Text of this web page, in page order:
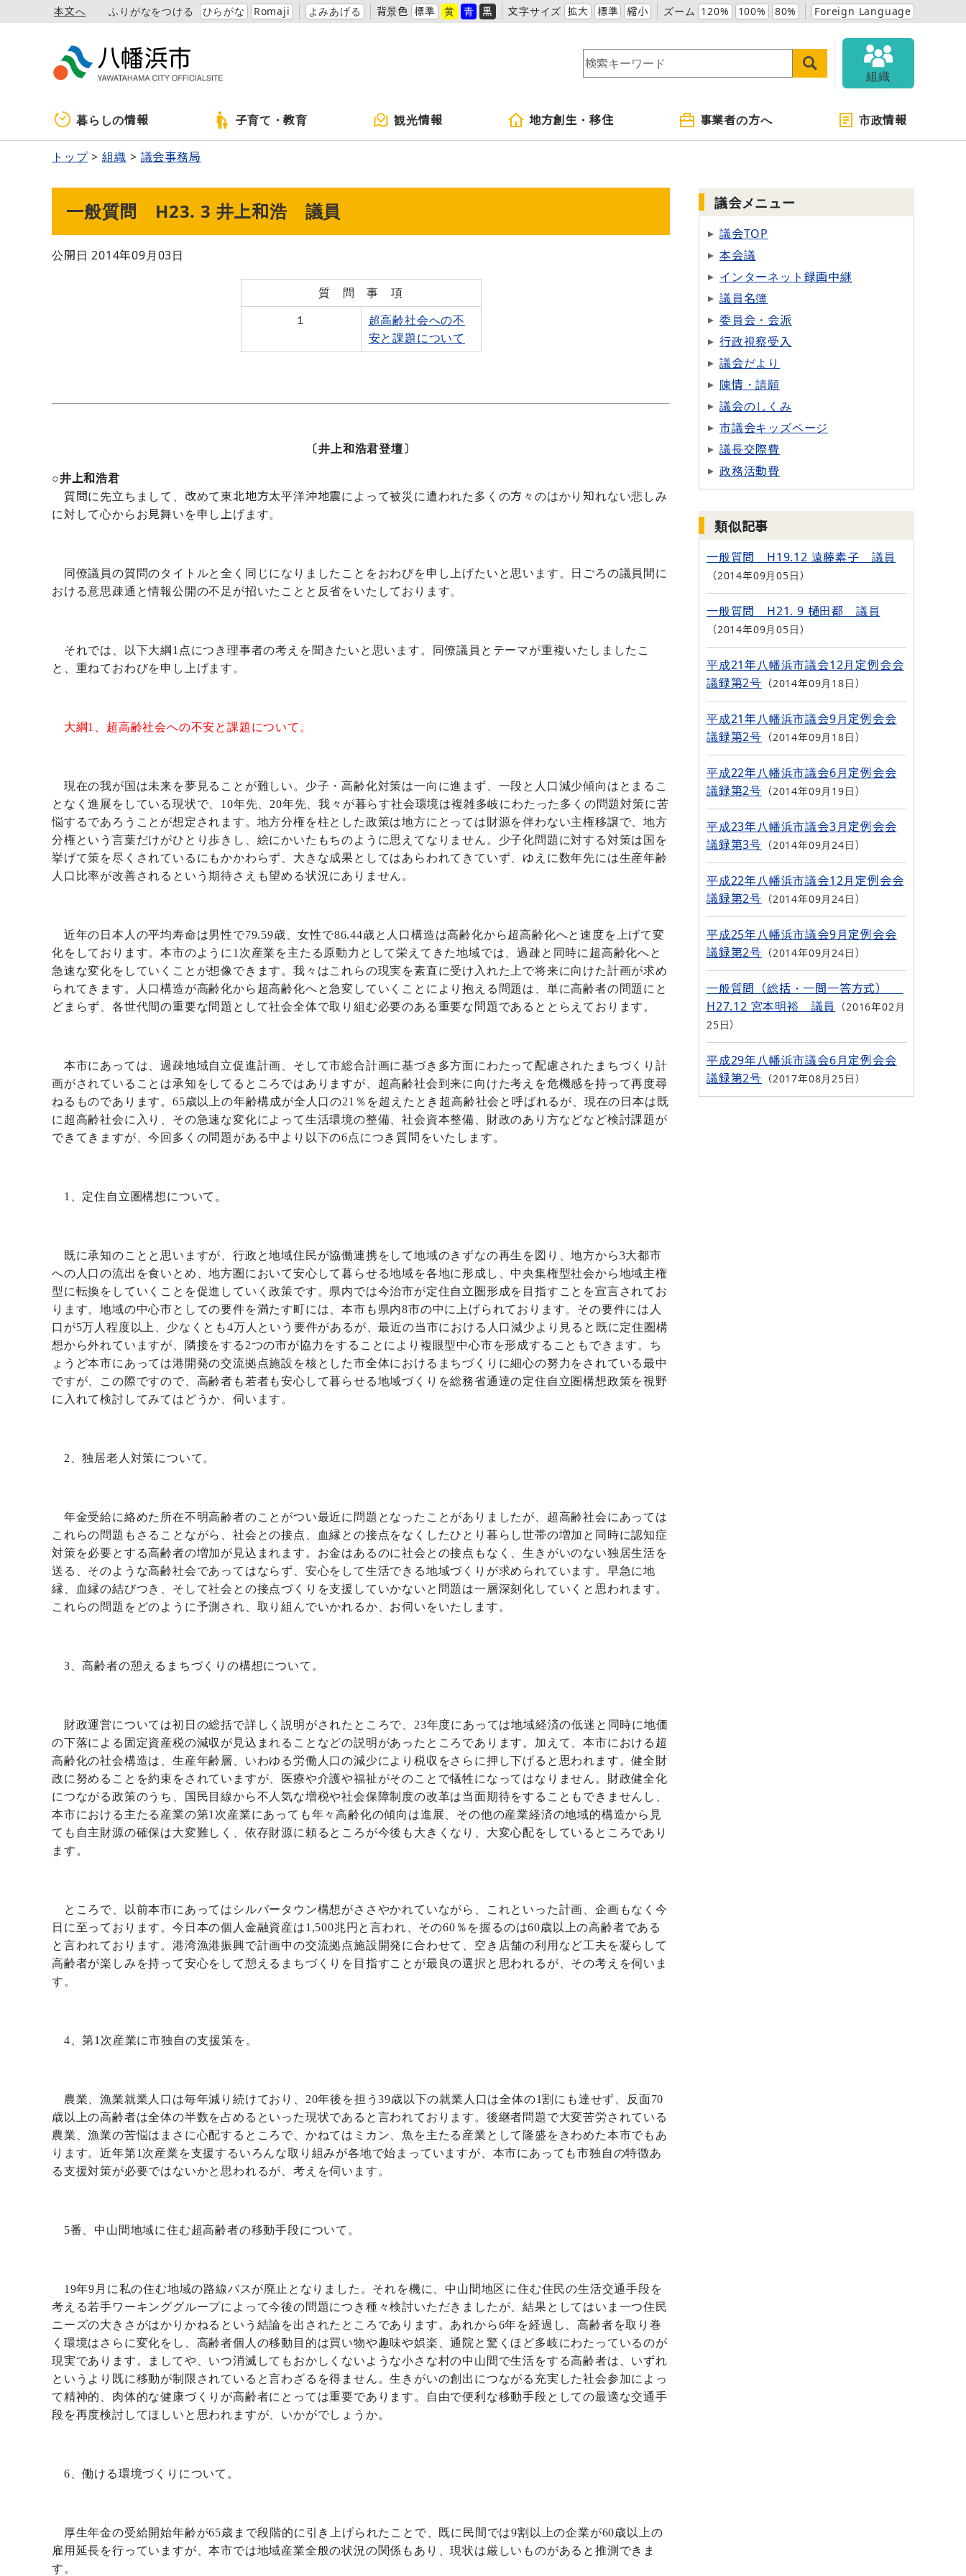
本文へ ふりがなをつける ひらがな Romaji よみあげる 背景色 標準 黄 青 黒 文字サイズ 拡大 標準 縮小 ズーム 120% 100% 80% Foreign Language
組織
暮らしの情報 子育て・教育 観光情報 地方創生・移住 事業者の方へ 市政情報
トップ 組織 議会事務局
一般質問 H23. 3 井上和浩 議員
公開日 2014年09月03日
質 問 事 項
１
超高齢社会への不
安と課題について
〔井上和浩君登壇〕
○井上和浩君
質問に先立ちまして、改めて東北地方太平洋沖地震によって被災に遭われた多くの方々のはかり知れない悲しみ
に対して心からお見舞いを申し上げます。
同僚議員の質問のタイトルと全く同じになりましたことをおわびを申し上げたいと思います。日ごろの議員間に
おける意思疎通と情報公開の不足が招いたことと反省をいたしております。
それでは、以下大綱 1 点につき理事者の考えを聞きたいと思います。同僚議員とテーマが重複いたしましたこ
と、重ねておわびを申し上げます。
大綱1 、超高齢社会への不安と課題について。
現在の我が国は未来を夢見ることが難しい。少子・高齢化対策は一向に進まず、一段と人口減少傾向はとまるこ
となく進展をしている現状で、 10年先、 20年先、我々が暮らす社会環境は複雑多岐にわたった多くの問題対策に苦
悩するであろうことが想定されます。地方分権を柱とした政策は地方にとっては財源を伴わない主権移譲で、地方
分権という言葉だけがひとり歩きし、絵にかいたもちのように思えてなりません。少子化問題に対する対策は国を
挙げて策を尽くされているにもかかわらず、大きな成果としてはあらわれてきていず、ゆえに数年先には生産年齢
人口比率が改善されるという期待さえも望める状況にありません。
近年の日本人の平均寿命は男性で79.59歳、女性で86.44歳と人口構造は高齢化から超高齢化へと速度を上げて変
化をしております。本市のように 1 次産業を主たる原動力として栄えてきた地域では、過疎と同時に超高齢化へと
急速な変化をしていくことが想像できます。我々はこれらの現実を素直に受け入れた上で将来に向けた計画が求め
られてきます。人口構造が高齢化から超高齢化へと急変していくことにより抱える問題は、単に高齢者の問題にと
どまらず、各世代間の重要な問題として社会全体で取り組む必要のある重要な問題であるととらえております。
本市にあっては、過疎地域自立促進計画、そして市総合計画に基づき多方面にわたって配慮されたまちづくり計
画がされていることは承知をしてるところではありますが、超高齢社会到来に向けた考えを危機感を持って再度尋
ねるものであります。 65歳以上の年齢構成が全人口の21 ％を超えたとき超高齢社会と呼ばれるが、現在の日本は既
に超高齢社会に入り、その急速な変化によって生活環境の整備、社会資本整備、財政のあり方などなど検討課題が
できてきますが、今回多くの問題がある中より以下の6点につき質問をいたします。
1 、定住自立圏構想について。
既に承知のことと思いますが、行政と地域住民が協働連携をして地域のきずなの再生を図り、地方から3大都市
への人口の流出を食いとめ、地方圏において安心して暮らせる地域を各地に形成し、中央集権型社会から地域主権
型に転換をしていくことを促進していく政策です。県内では今治市が定住自立圏形成を目指すことを宣言されてお
ります。地域の中心市としての要件を満たす町には、本市も県内8市の中に上げられております。その要件には人
口が5万人程度以上、少なくとも4万人という要件があるが、最近の当市における人口減少より見ると既に定住圏構
想から外れていますが、隣接をする 2つの市が協力をすることにより複眼型中心市を形成することもできます。ち
ょうど本市にあっては港開発の交流拠点施設を核とした市全体におけるまちづくりに細心の努力をされている最中
ですが、この際ですので、高齢者も若者も安心して暮らせる地域づくりを総務省通達の定住自立圏構想政策を視野
に入れて検討してみてはどうか、伺います。
2 、独居老人対策について。
年金受給に絡めた所在不明高齢者のことがつい最近に問題となったことがありましたが、超高齢社会にあっては
これらの問題もさることながら、社会との接点、血縁との接点をなくしたひとり暮らし世帯の増加と同時に認知症
対策を必要とする高齢者の増加が見込まれます。お金はあるのに社会との接点もなく、生きがいのない独居生活を
送る、そのような高齢社会であってはならず、安心をして生活できる地域づくりが求められています。早急に地
縁、血縁の結びつき、そして社会との接点づくりを支援していかないと問題は一層深刻化していくと思われます。
これらの問題をどのように予測され、取り組んでいかれるか、お伺いをいたします。
3 、高齢者の憩えるまちづくりの構想について。
財政運営については初日の総括で詳しく説明がされたところで、 23年度にあっては地域経済の低迷と同時に地価
の下落による固定資産税の減収が見込まれることなどの説明があったところであります。加えて、本市における超
高齢化の社会構造は、生産年齢層、いわゆる労働人口の減少により税収をさらに押し下げると思われます。健全財
政に努めることを約束をされていますが、医療や介護や福祉がそのことで犠牲になってはなりません。財政健全化
につながる政策のうち、国民目線から不人気な増税や社会保障制度の改革は当面期待をすることもできませんし、
本市における主たる産業の第1 次産業にあっても年々高齢化の傾向は進展、その他の産業経済の地域的構造から見
ても自主財源の確保は大変難しく、依存財源に頼るところが今後も大きくなり、大変心配をしているところであり
ます。
ところで、以前本市にあってはシルバータウン構想がささやかれていながら、これといった計画、企画もなく今
日に至っております。今日本の個人金融資産は1,500兆円と言われ、その60 ％を握るのは60歳以上の高齢者である
と言われております。港湾漁港振興で計画中の交流拠点施設開発に合わせて、空き店舗の利用など工夫を凝らして
高齢者が楽しみを持って安心をして憩えるまちづくりを目指すことが最良の選択と思われるが、その考えを伺いま
す。
4 、第1 次産業に市独自の支援策を。
農業、漁業就業人口は毎年減り続けており、 20年後を担う39歳以下の就業人口は全体の1割にも達せず、反面70
歳以上の高齢者は全体の半数を占めるといった現状であると言われております。後継者問題で大変苦労されている
農業、漁業の苦悩はまさに心配するところで、かねてはミカン、魚を主たる産業として隆盛をきわめた本市でもあ
ります。近年第1 次産業を支援するいろんな取り組みが各地で始まっていますが、本市にあっても市独自の特徴あ
る支援対策が必要ではないかと思われるが、考えを伺います。
5番、中山間地域に住む超高齢者の移動手段について。
19年9 月に私の住む地域の路線バスが廃止となりました。それを機に、中山間地区に住む住民の生活交通手段を
考える若手ワーキンググループによって今後の問題につき種々検討いただきましたが、結果としてはいま一つ住民
ニーズの大きさがはかりかねるという結論を出されたところであります。あれから6年を経過し、高齢者を取り巻
く環境はさらに変化をし、高齢者個人の移動目的は買い物や趣味や娯楽、通院と驚くほど多岐にわたっているのが
現実であります。ましてや、いつ消滅してもおかしくないような小さな村の中山間で生活をする高齢者は、いずれ
というより既に移動が制限されていると言わざるを得ません。生きがいの創出につながる充実した社会参加によっ
て精神的、肉体的な健康づくりが高齢者にとっては重要であります。自由で便利な移動手段としての最適な交通手
段を再度検討してほしいと思われますが、いかがでしょうか。
6 、働ける環境づくりについて。
厚生年金の受給開始年齢が65歳まで段階的に引き上げられたことで、既に民間では9割以上の企業が60歳以上の
雇用延長を行っていますが、本市では地域産業全般の状況の関係もあり、現状は厳しいものがあると推測できま
す。
議会メニュー
議会TOP
本会議
インターネット録画中継
議員名簿
委員会・会派
行政視察受入
議会だより
陳情・請願
議会のしくみ
市議会キッズページ
議長交際費
政務活動費
類似記事
一般質問 H19.12 遠藤素子 議員
2014年09月05日
一般質問 H21. 9 樋田都 議員
2014年09月05日
平成21年八幡浜市議会12月定例会会
議録第2号
2014年09月18日
平成21年八幡浜市議会9月定例会会
議録第2号
2014年09月18日
平成22年八幡浜市議会6月定例会会
議録第2号
2014年09月19日
平成23年八幡浜市議会3月定例会会
議録第3号
2014年09月24日
平成22年八幡浜市議会12月定例会会
議録第2号
2014年09月24日
平成25年八幡浜市議会9月定例会会
議録第2号
2014年09月24日
一般質問（総括・一問一答方式）
H27.12 宮本明裕 議員
2016年02月
25日
平成29年八幡浜市議会6月定例会会
議録第2号
2017年08月25日